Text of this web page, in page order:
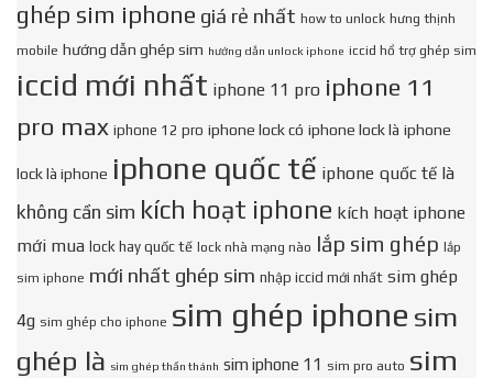
ghép sim iphone giá rẻ nhất how to unlock hưng thịnh
mobile hướng dẫn ghép sim hướng dẫn unlock iphone iccid hổ trợ ghép sim
iccid mới nhất iphone 11 pro iphone 11
pro max iphone 12 pro iphone lock có iphone lock là iphone
lock là iphone iphone quốc tế iphone quốc tế là
không cần sim kích hoạt iphone kích hoạt iphone
mới mua lock hay quốc tế lock nhà mạng nào lắp sim ghép lắp
sim iphone mới nhất ghép sim nhập iccid mới nhất sim ghép
4g sim ghép cho iphone sim ghép iphone sim
ghép là sim ghép thần thánh sim iphone 11 sim pro auto sim